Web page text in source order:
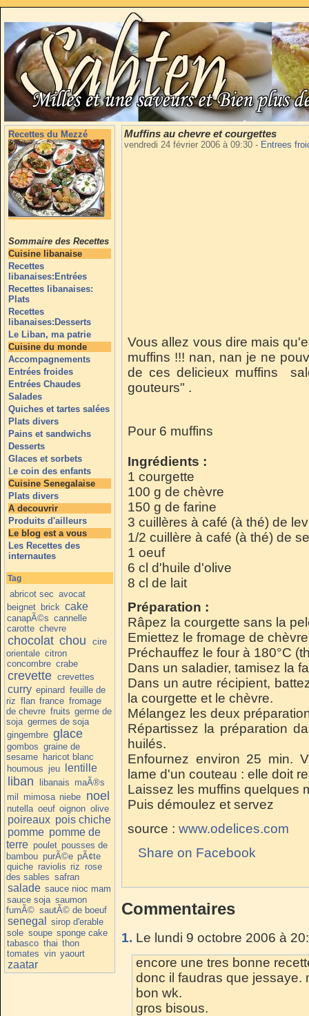
Recettes du Mezzé
Sommaire des Recettes
Cuisine libanaise
Recettes
libanaises:Entrées
Recettes libanaises:
Plats
Recettes
libanaises:Desserts
Le Liban, ma patrie
Cuisine du monde
Accompagnements
Entrées froides
Entrées Chaudes
Salades
Quiches et tartes salées
Plats divers
Pains et sandwichs
Desserts
Glaces et sorbets
Le coin des enfants
Cuisine Senegalaise
Plats divers
A decouvrir
Produits d'ailleurs
Le blog est a vous
Les Recettes des
internautes
Tag
abricot sec avocat
beignet brick cake
canapÃ©s cannelle
carotte chevre
chocolat chou
cire
orientale citron
concombre crabe
crevette crevettes
curry epinard feuille de
riz flan france fromage
de chevre fruits germe de
soja germes de soja
gingembre glace
gombos graine de
sesame haricot blanc
houmous jeu lentille
liban libanais maÃ®s
mil mimosa niebe noel
nutella oeuf oignon olive
poireaux pois chiche
pomme pomme de
terre poulet pousses de
bambou purÃ©e pÃ¢te
quiche raviolis riz rose
des sables safran
salade sauce nioc mam
sauce soja saumon
fumÃ© sautÃ© de boeuf
senegal
sirop d'erable
sole soupe sponge cake
tabasco thai thon
tomates vin yaourt
zaatar
Muffins au chevre et courgettes
vendredi 24 février 2006 à 09:30 - Entrees
Vous allez vous dire mais
muffins !!! nan, nan je ne
de ces delicieux muffins
gouteurs" .
Pour 6 muffins
Ingrédients :
1 courgette
100 g de chèvre
150 g de farine
3 cuillères à café (à thé) de
1/2 cuillère à café (à thé) de
1 oeuf
6 cl d'huile d'olive
8 cl de lait
Préparation :
Râpez la courgette sans la
Emiettez le fromage de
Préchauffez le four à 180°C
Dans un saladier, tamisez la
Dans un autre récipient,
la courgette et le chèvre.
Mélangez les deux
Répartissez la préparation
huilés.
Enfournez environ 25 min.
lame d'un couteau : elle doit
Laissez les muffins quelques
Puis démoulez et servez
source : www.odelices.com
Share on Facebook
Commentaires
1. Le lundi 9 octobre 2006 à
encore une tres bonne
donc il faudras que jessaye.
bon wk.
gros bisous.